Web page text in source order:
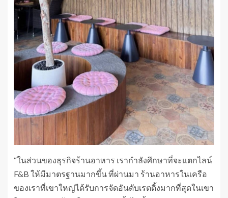
“ในส่วนของธุรกิจร้านอาหาร เรากำลังศึกษาที่จะแตกไลน์
F&B ให้มีมาตรฐานมากขึ้น ที่ผ่านมา ร้านอาหารในเครือ
ของเราที่เขาใหญ่ได้รับการจัดอันดับเรตติ้งมากที่สุดในเขา